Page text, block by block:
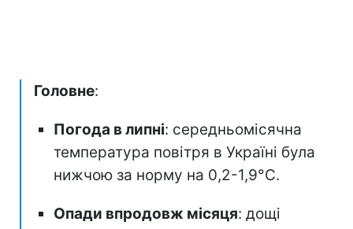
Головне:
Погода в липні: середньомісячна
температура повітря в Україні була
нижчою за норму на 0,2-1,9°C.
Опади впродовж місяця: дощі